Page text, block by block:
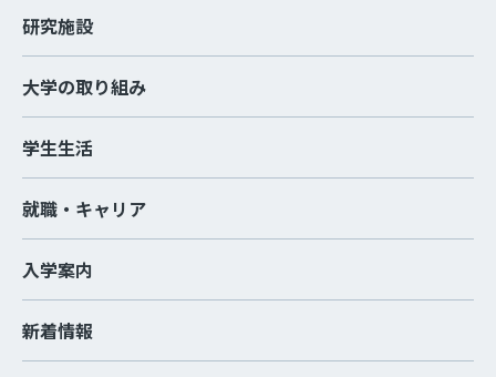
研究施設
大学の取り組み
学生生活
就職・キャリア
入学案内
新着情報